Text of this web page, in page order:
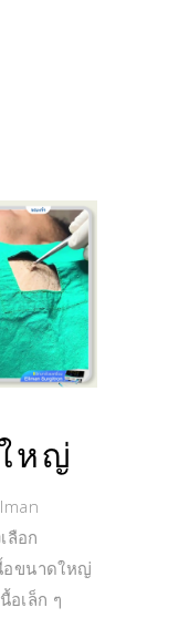
หญ่
ลือก
อขนาดใหญ่
อเล็ก ๆ